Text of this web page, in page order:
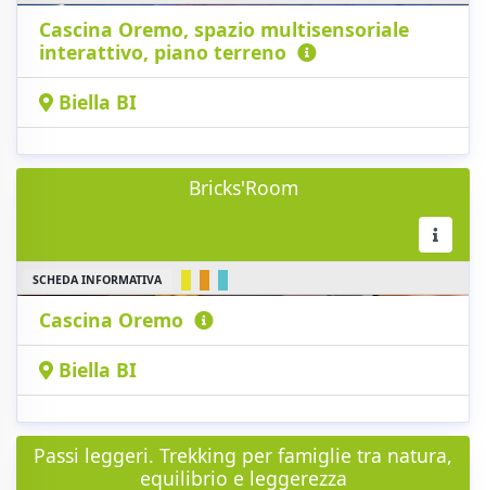
Cascina Oremo, spazio multisensoriale
interattivo, piano terreno
Biella BI
Bricks'Room
SCHEDA INFORMATIVA
Cascina Oremo
Biella BI
Passi leggeri. Trekking per famiglie tra natura,
equilibrio e leggerezza